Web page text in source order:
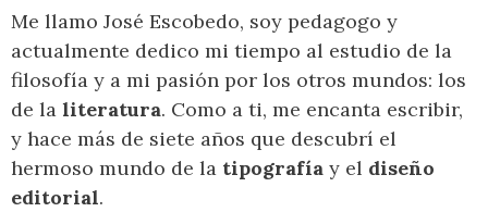
Me llamo José Escobedo, soy pedagogo y
actualmente dedico mi tiempo al estudio de la
filosofía y a mi pasión por los otros mundos: los
de la literatura. Como a ti, me encanta escribir,
y hace más de siete años que descubrí el
hermoso mundo de la tipografía y el diseño
editorial.